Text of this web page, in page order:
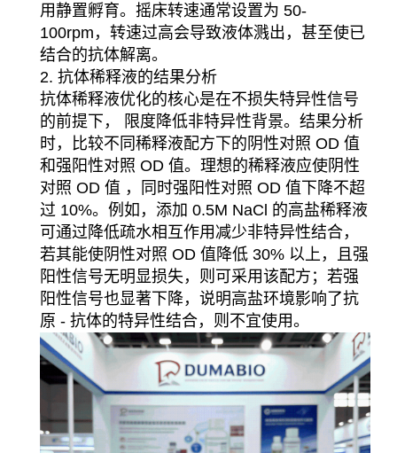
用静置孵育。摇床转速通常设置为 50-
100rpm，转速过高会导致液体溅出，甚至使已
结合的抗体解离。
2. 抗体稀释液的结果分析
抗体稀释液优化的核心是在不损失特异性信号
的前提下， 限度降低非特异性背景。结果分析
时，比较不同稀释液配方下的阴性对照 OD 值
和强阳性对照 OD 值。理想的稀释液应使阴性
对照 OD 值 ，同时强阳性对照 OD 值下降不超
过 10%。例如，添加 0.5M NaCl 的高盐稀释液
可通过降低疏水相互作用减少非特异性结合，
若其能使阴性对照 OD 值降低 30% 以上，且强
阳性信号无明显损失，则可采用该配方；若强
阳性信号也显著下降，说明高盐环境影响了抗
原 - 抗体的特异性结合，则不宜使用。